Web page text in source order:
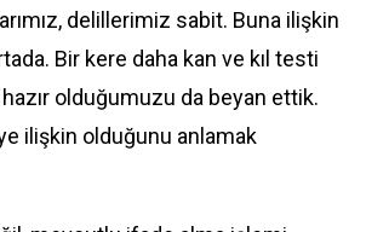
delillerimiz sabit. Buna ilişkin
Bir kere daha kan ve kıl testi
olduğumuzu da beyan ettik.
ilişkin olduğunu anlamak